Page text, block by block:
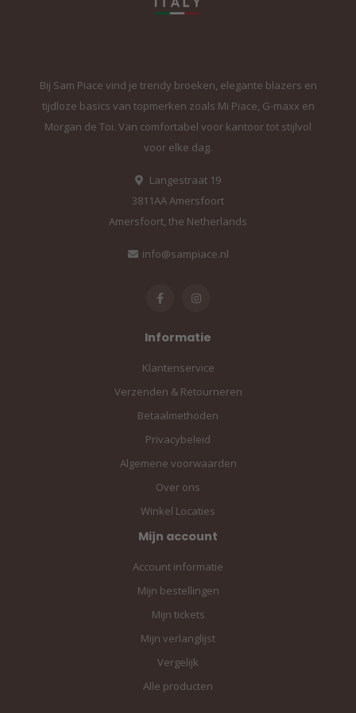
Bij Sam Piace vind je trendy broeken, elegante blazers en
tijdloze basics van topmerken zoals Mi Piace, G-maxx en
Morgan de Toi. Van comfortabel voor kantoor tot stijlvol
voor elke dag.
Langestraat 19
3811AA Amersfoort
Amersfoort, the Netherlands
info@sampiace.nl
Informatie
Klantenservice
Verzenden & Retourneren
Betaalmethoden
Privacybeleid
Algemene voorwaarden
Over ons
Winkel Locaties
Mijn account
Account informatie
Mijn bestellingen
Mijn tickets
Mijn verlanglijst
Vergelijk
Alle producten